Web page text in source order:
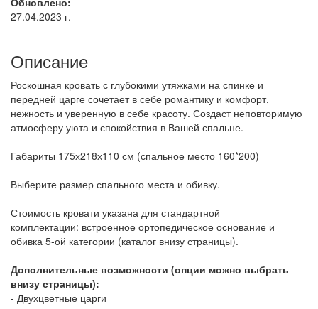
27.04.2023 г.
Описание
Роскошная кровать с глубокими утяжками на спинке и
передней царге сочетает в себе романтику и комфорт,
нежность и уверенную в себе красоту. Создаст неповторимую
атмосферу уюта и спокойствия в Вашей спальне.
Габариты 175х218х110 см (спальное место 160*200)
Выберите размер спального места и обивку.
Стоимость кровати указана для стандартной
комплектации: встроенное ортопедическое основание и
обивка 5-ой категории (каталог внизу страницы).
Дополнительные возможности (опции можно выбрать
внизу страницы):
- Двухцветные царги